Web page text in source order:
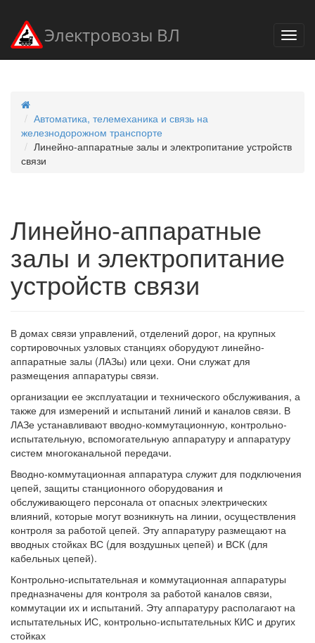
Электровозы ВЛ
Автоматика, телемеханика и связь на
железнодорожном транспорте
Линейно-аппаратные залы и электропитание устройств
связи
Линейно-аппаратные
залы и электропитание
устройств связи
В домах связи управлений, отделений дорог, на крупных
сортировочных узловых станциях оборудуют линейно-
аппаратные залы (ЛАЗы) или цехи. Они служат для
размещения аппаратуры связи.
организации ее эксплуатации и технического обслуживания, а
также для измерений и испытаний линий и каналов связи. В
ЛАЗе устанавливают вводно-коммутационную, контрольно-
испытательную, вспомогательную аппаратуру и аппаратуру
систем многоканальной передачи.
Вводно-коммутационная аппаратура служит для подключения
цепей, защиты станционного оборудования и
обслуживающего персонала от опасных электрических
влияний, которые могут возникнуть на линии, осуществления
контроля за работой цепей. Эту аппаратуру размещают на
вводных стойках ВС (для воздушных цепей) и ВСК (для
кабельных цепей).
Контрольно-испытательная и коммутационная аппаратуры
предназначены для контроля за работой каналов связи,
коммутации их и испытаний. Эту аппаратуру располагают на
испытательных ИС, контрольно-испытательных КИС и других
стойках